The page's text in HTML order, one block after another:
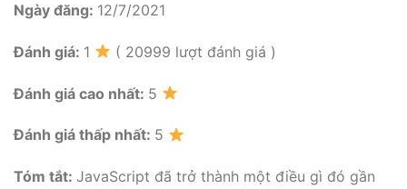
Ngày đăng: 12/7/2021
Đánh giá: 1 ( 20999 lượt đánh giá )
Đánh giá cao nhất: 5
Đánh giá thấp nhất: 5
Tóm tắt: JavaScript đã trở thành một điều gì đó gần